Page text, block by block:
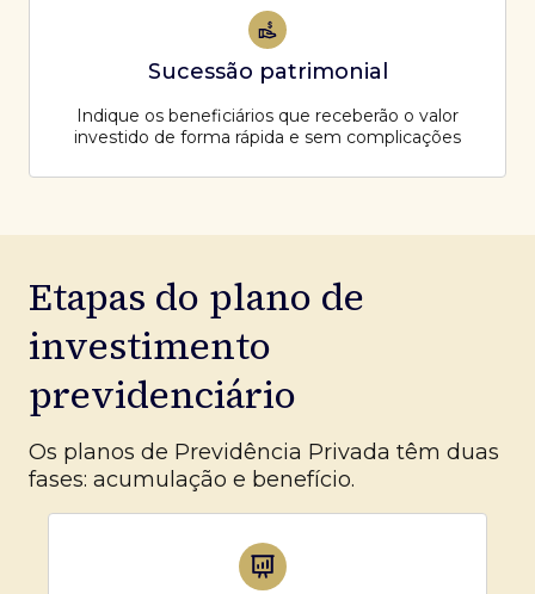
Sucessão patrimonial
Indique os beneficiários que receberão o valor
investido de forma rápida e sem complicações
Etapas do plano de
investimento
previdenciário
Os planos de Previdência Privada têm duas
fases: acumulação e benefício.